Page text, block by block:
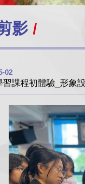
影
02
習課程初體驗_形象